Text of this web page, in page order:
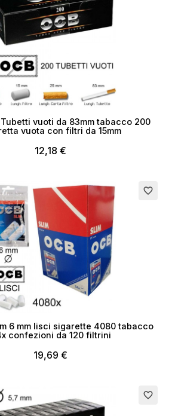
Tubetti vuoti da 83mm tabacco 200
vuota con filtri da 15mm
12,18 €
favorite_border
6 mm lisci sigarette 4080 tabacco
confezioni da 120 filtrini
19,69 €
favorite_border